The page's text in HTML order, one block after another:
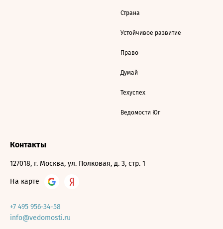
Страна
Устойчивое развитие
Право
Думай
Техуспех
Ведомости Юг
Контакты
127018, г. Москва, ул. Полковая, д. 3, стр. 1
На карте
+7 495 956-34-58
info@vedomosti.ru